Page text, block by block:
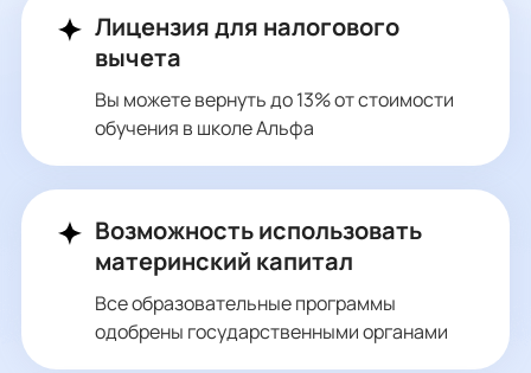
Лицензия для налогового
вычета
Вы можете вернуть до 13% от стоимости
обучения в школе Альфа
Возможность использовать
материнский капитал
Все образовательные программы
одобрены государственными органами